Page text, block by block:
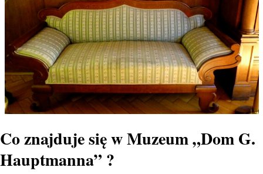
Co znajduje się w Muzeum „Dom G.
Hauptmanna” ?